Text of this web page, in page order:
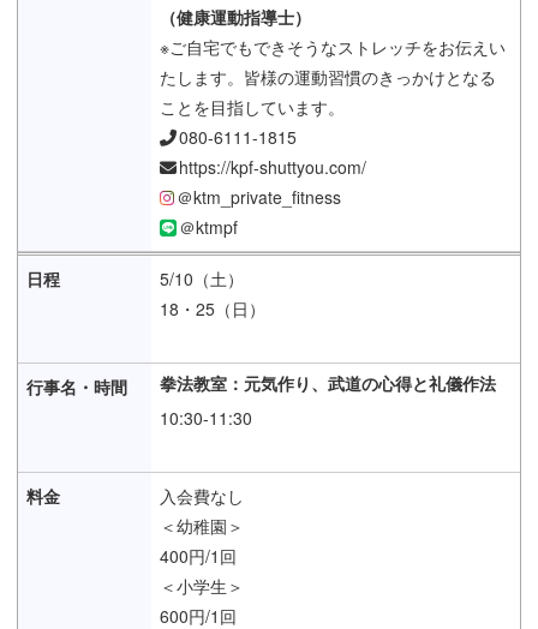
（健康運動指導士）
※ご自宅でもできそうなストレッチをお伝えい
たします。皆様の運動習慣のきっかけとなる
ことを目指しています。
080-6111-1815
https://kpf-shuttyou.com/
＠ktm_private_fitness
＠ktmpf
5/10（土）
18・25（日）
拳法教室：元気作り、武道の心得と礼儀作法
10:30-11:30
入会費なし
＜幼稚園＞
400円/1回
＜小学生＞
600円/1回